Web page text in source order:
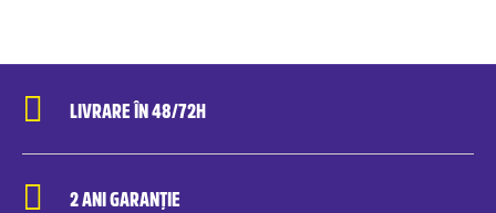
LIVRARE ÎN 48/72H
2 ANI GARANȚIE